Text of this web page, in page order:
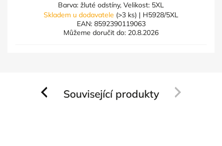
Barva: žluté odstíny, Velikost: 5XL
Skladem u dodavatele (>3 ks) | H5928/5XL
EAN: 8592390119063
Můžeme doručit do: 20.8.2026
Související produkty
Previous Next